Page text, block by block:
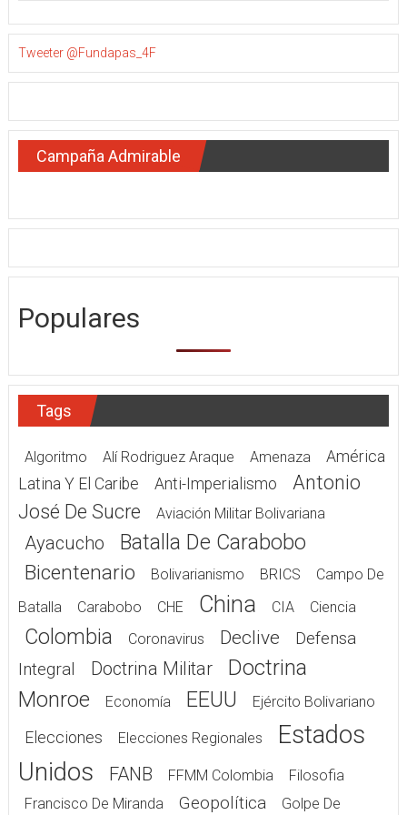
Tweeter @Fundapas_4F
Campaña Admirable
Populares
Tags
Algoritmo Alí Rodriguez Araque Amenaza
América
Latina Y El Caribe
Anti-Imperialismo
Antonio
José De Sucre
Aviación Militar Bolivariana
Ayacucho Batalla De Carabobo
Bicentenario Bolivarianismo BRICS
Campo De
Batalla
Carabobo CHE China CIA Ciencia
Colombia Coronavirus Declive
Defensa
Integral
Doctrina Militar
Doctrina
Monroe
Economía EEUU Ejército Bolivariano
Elecciones Elecciones Regionales
Estados
Unidos
FANB FFMM Colombia
Filosofia
Francisco De Miranda
Geopolítica Golpe De